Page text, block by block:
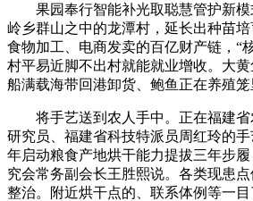
果园奉行智能补光取聪慧管护新模
岭乡群山之中的龙潭村，延长出种苗
食物加工、电商发卖的百亿财产链，“
村平易近脚不出村就能就业增收。大
船满载海带回港卸货、鲍鱼正在养殖笼
将手艺送到农人手中。正在福建省
研究员、福建省科技特派员周红玲的
年启动粮食产地烘干能力提拔三年步
究会常务副会长王胜熙说。各类现患
整治。附近烘干点的、联系体例等一